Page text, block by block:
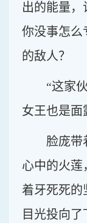
出的能量，
你没事怎么
的敌人？
“这家
女王也是面
脸庞带
心中的火莲
着牙死死的
目光投向了